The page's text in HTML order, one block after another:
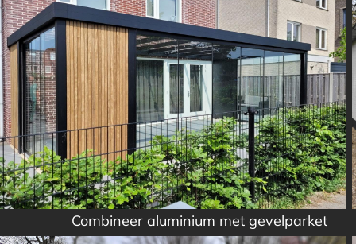
Combineer aluminium met gevelparket